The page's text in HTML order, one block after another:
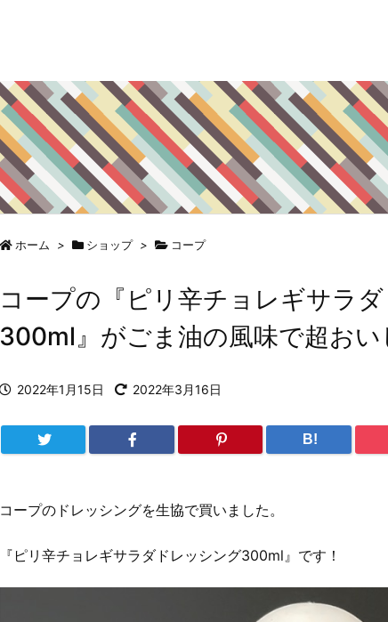
ホーム > ショップ > コープ
コープの『ピリ辛チョレギサラ
300ml』がごま油の風味で超おい
2022年1月15日 2022年3月16日
B!
コープのドレッシングを生協で買いました。
『ピリ辛チョレギサラダドレッシング300ml』です！